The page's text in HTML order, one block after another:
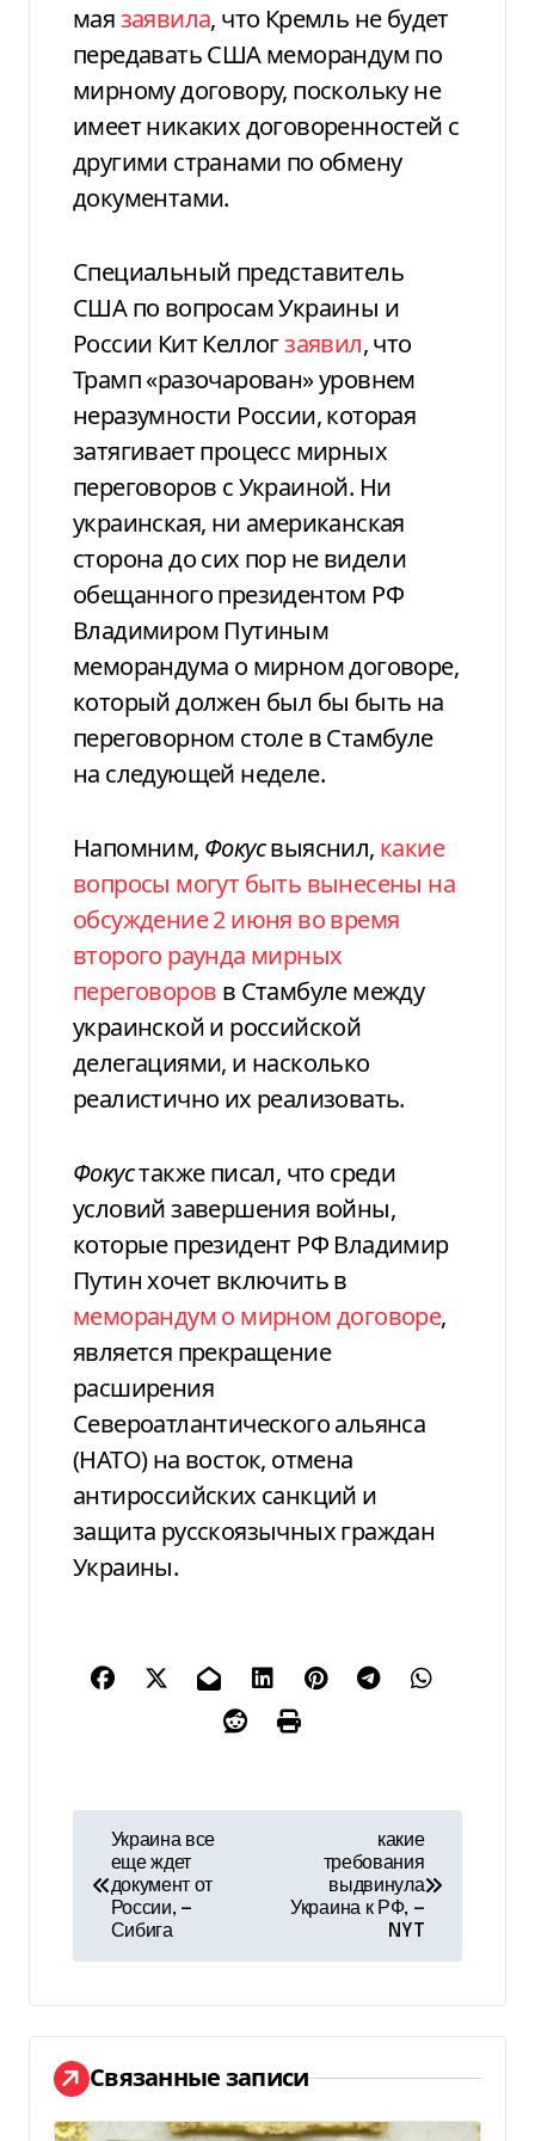
маязаявила, что Кремль не будет
передавать США меморандум по
мирному договору, поскольку не
имеет никаких договоренностей с
другими странами по обмену
документами.
Специальный представитель
США по вопросам Украины и
России Кит Келлогзаявил, что
Трамп «разочарован» уровнем
неразумности России, которая
затягивает процесс мирных
переговоров с Украиной. Ни
украинская, ни американская
сторона до сих пор не видели
обещанного президентом РФ
Владимиром Путиным
меморандума о мирном договоре,
который должен был бы быть на
переговорном столе в Стамбуле
на следующей неделе.
Напомним, Фокусвыяснил, какие
вопросы могут быть вынесены на
обсуждение 2 июня во время
второго раунда мирных
переговоров в Стамбуле между
украинской и российской
делегациями, и насколько
реалистично их реализовать.
Фокустакже писал, что среди
условий завершения войны,
которые президент РФ Владимир
Путин хочет включить в
меморандум о мирном договоре,
является прекращение
расширения
Североатлантического альянса
(НАТО) на восток, отмена
антироссийских санкций и
защита русскоязычных граждан
Украины.
г
а
ц
Украина все
еще ждет
документ от
России, —
Сибига
какие
требования
выдвинула
Украина к РФ, —
NYT
Связанные записи